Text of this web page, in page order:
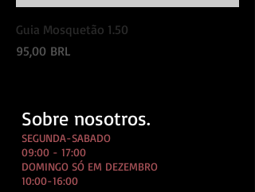
Guia Mosquetão 1.50
Precio
95,00 BRL
Sobre nosotros.
SEGUNDA-SABADO
09:00 - 17:00
DOMINGO SÓ EM DEZEMBRO
10:00-16:00